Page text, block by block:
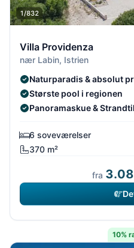
1/832
Villa Providenza
nær Labin, Istrien
Naturparadis & absolut
Største pool i regionen
Panoramaskue &
6 soveværelser
370 m²
fra
10%